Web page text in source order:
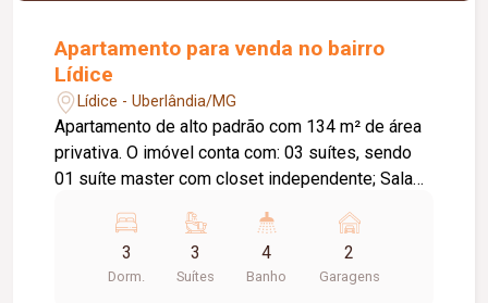
qualidade de vida em um dos endereços mais
valorizados de Uberlândia.
Apartamento para venda no bairro
Lídice
Lídice - Uberlândia/MG
Apartamento de alto padrão com 134 m² de área
privativa. O imóvel conta com: 03 suítes, sendo
01 suíte master com closet independente; Sala
ampla com bancada; Cozinha ampla e integrada;
Hall de circulação com espaço para roupeiro;
Lavanderia; Despensa; 02 vagas de garagem
3
Dorm.
3
Suítes
4
Banho
2
Garagens